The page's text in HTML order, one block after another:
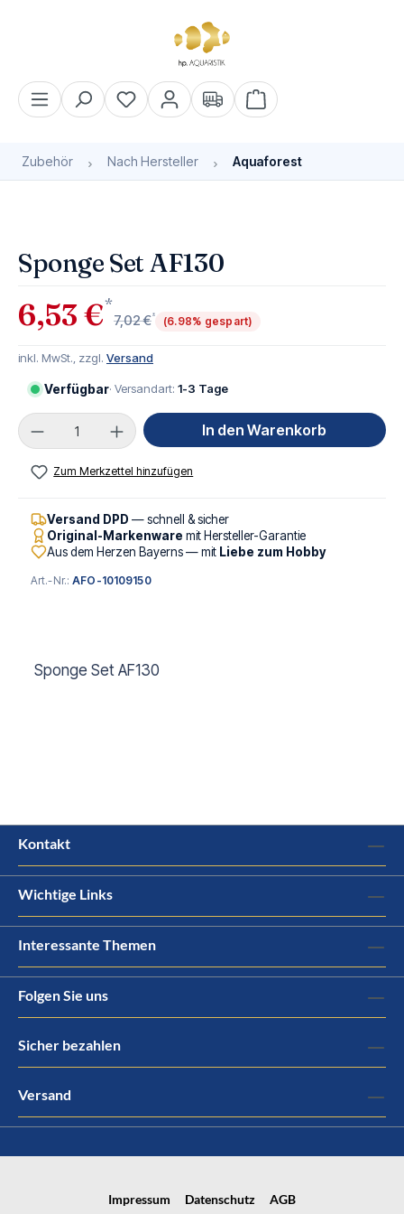
Warenkorb enthält 0
Zubehör Nach Hersteller Aquaforest
Sponge Set AF130
6,53 €*
7,02 €* (6.98% gespart)
inkl. MwSt., zzgl. Versand
Verfügbar· Versandart: 1-3 Tage
Produkt Anzahl: Gib den gewünschten Wert
In den Warenkorb
Zum Merkzettel hinzufügen
Versand DPD — schnell & sicher
Original-Markenware mit Hersteller-Garantie
Aus dem Herzen Bayerns — mit Liebe zum Hobby
Art.-Nr.:AFO-10109150
Sponge Set AF130
Kontakt
Wichtige Links
Interessante Themen
Folgen Sie uns
Sicher bezahlen
Versand
Impressum Datenschutz AGB